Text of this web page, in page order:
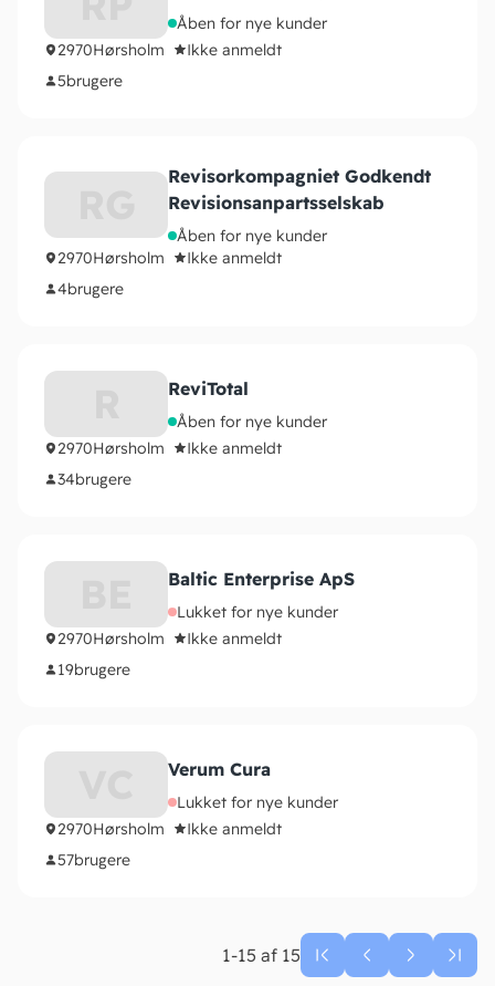
Åben for nye kunder
2970Hørsholm
Ikke anmeldt
5brugere
Revisorkompagniet Godkendt
Revisionsanpartsselskab
Åben for nye kunder
2970Hørsholm
Ikke anmeldt
4brugere
ReviTotal
Åben for nye kunder
2970Hørsholm
Ikke anmeldt
34brugere
Baltic Enterprise ApS
Lukket for nye kunder
2970Hørsholm
Ikke anmeldt
19brugere
Verum Cura
Lukket for nye kunder
2970Hørsholm
Ikke anmeldt
57brugere
1-15 af 15